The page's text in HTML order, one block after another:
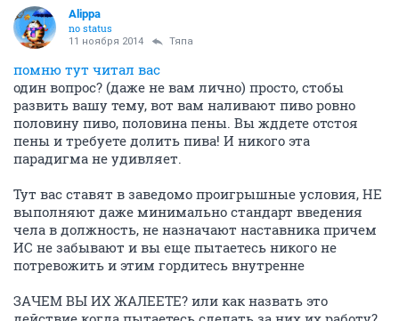
Alippa
no status
11 ноября 2014 Тяпа
помню тут читал вас
один вопрос? (даже не вам лично) просто, стобы
развить вашу тему, вот вам наливают пиво ровно
половину пиво, половина пены. Вы жддете отстоя
пены и требуете долить пива! И никого эта
парадигма не удивляет.
Тут вас ставят в заведомо проигрышные условия, НЕ
выполняют даже минимально стандарт введения
чела в должность, не назначают наставника причем
ИС не забывают и вы еще пытаетесь никого не
потревожить и этим гордитесь внутренне
ЗАЧЕМ ВЫ ИХ ЖАЛЕЕТЕ? или как назвать это